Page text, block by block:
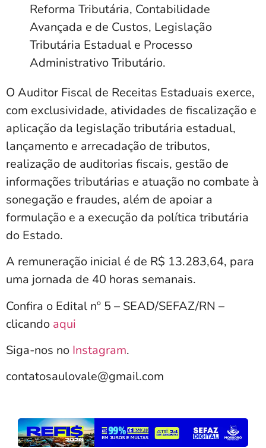
Reforma Tributária, Contabilidade
Avançada e de Custos, Legislação
Tributária Estadual e Processo
Administrativo Tributário.
O Auditor Fiscal de Receitas Estaduais exerce,
com exclusividade, atividades de fiscalização e
aplicação da legislação tributária estadual,
lançamento e arrecadação de tributos,
realização de auditorias fiscais, gestão de
informações tributárias e atuação no combate à
sonegação e fraudes, além de apoiar a
formulação e a execução da política tributária
do Estado.
A remuneração inicial é de R$ 13.283,64, para
uma jornada de 40 horas semanais.
Confira o Edital nº 5 – SEAD/SEFAZ/RN –
clicando aqui
Siga-nos no Instagram.
contatosaulovale@gmail.com